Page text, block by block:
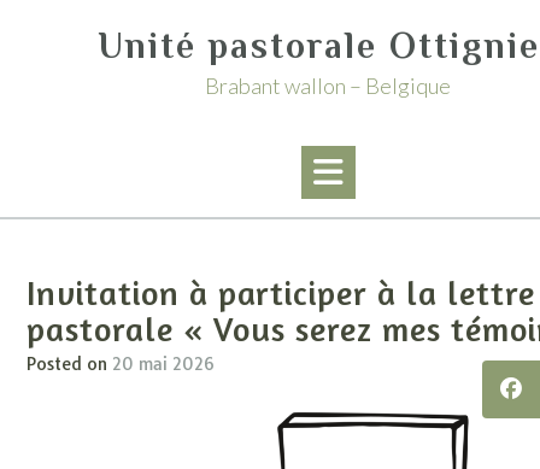
Unité pastorale
Brabant wallon – Belgique
Invitation à participer à la lettre
pastorale « Vous serez mes
Posted on 20 mai 2026